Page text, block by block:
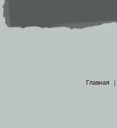
Главная